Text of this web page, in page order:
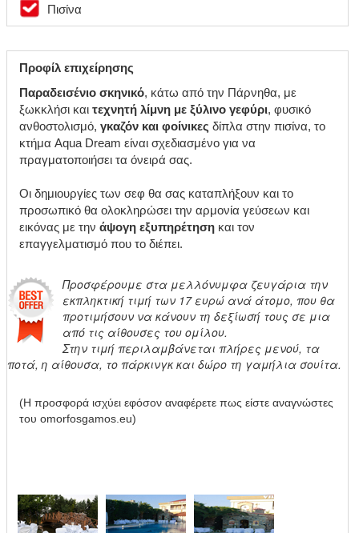
Πισίνα
Προφίλ επιχείρησης
Παραδεισένιο σκηνικό, κάτω από την Πάρνηθα, με
ξωκκλήσι και τεχνητή λίμνη με ξύλινο γεφύρι, φυσικό
ανθοστολισμό, γκαζόν και φοίνικες δίπλα στην πισίνα, το
κτήμα Aqua Dream είναι σχεδιασμένο για να
πραγματοποιήσει τα όνειρά σας.
Οι δημιουργίες των σεφ θα σας καταπλήξουν και το
προσωπικό θα ολοκληρώσει την αρμονία γεύσεων και
εικόνας με την άψογη εξυπηρέτηση και τον
επαγγελματισμό που το διέπει.
Προσφέρουμε στα μελλόνυμφα ζευγάρια την
εκπληκτική τιμή των 17 ευρώ ανά άτομο, που θα
προτιμήσουν να κάνουν τη δεξίωσή τους σε μια
από τις αίθουσες του ομίλου.
Στην τιμή περιλαμβάνεται πλήρες μενού, τα
ποτά, η αίθουσα, το πάρκινγκ και δώρο τη γαμήλια σουίτα.
(Η προσφορά ισχύει εφόσον αναφέρετε πως είστε αναγνώστες
του omorfosgamos.eu)